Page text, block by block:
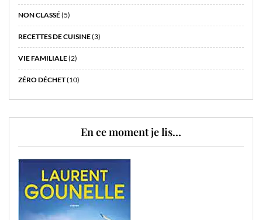
NON CLASSÉ(5)
RECETTES DE CUISINE(3)
VIE FAMILIALE(2)
ZÉRO DÉCHET(10)
En ce moment je lis…